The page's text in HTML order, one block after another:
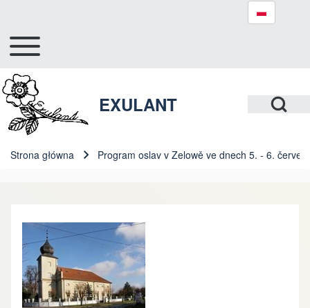
Close search
Hlavní navigace
Toggle main menu
Open Search
EXULANT
Ścieżka nawigacyjna
Strona główna Program oslav v Zelowě ve dnech 5. - 6.